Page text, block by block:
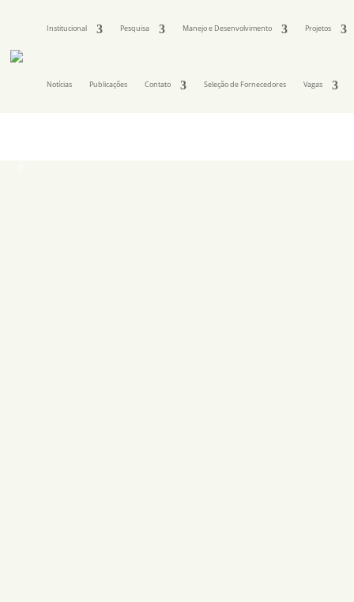
Institucional Pesquisa Manejo e Desenvolvimento Projetos
Notícias Publicações Contato Seleção de Fornecedores Vagas